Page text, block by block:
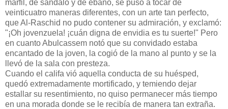
marfil, de sándalo y de ébano, se puso a tocar de
veinticuatro maneras diferentes, con un arte tan perfecto,
que Al-Raschid no pudo contener su admiración, y exclamó:
"¡Oh jovenzuela! ¡cuán digna de envidia es tu suerte!" Pero
en cuanto Abulcassem notó que su convidado estaba
encantado de la joven, la cogió de la mano al punto y se la
llevó de la sala con presteza.
Cuando el califa vió aquella conducta de su huésped,
quedó extremadamente mortificado, y temiendo dejar
estallar su resentimiento, no quiso permanecer más tiempo
en una morada donde se le recibía de manera tan extraña.